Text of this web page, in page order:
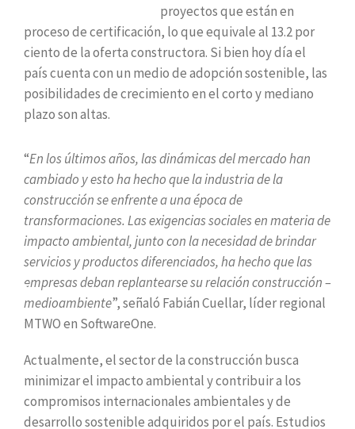
proyectos que están en
proceso de certificación, lo que equivale al 13.2 por
ciento de la oferta constructora. Si bien hoy día el
país cuenta con un medio de adopción sostenible, las
posibilidades de crecimiento en el corto y mediano
plazo son altas.
“En los últimos años, las dinámicas del mercado han
cambiado y esto ha hecho que la industria de la
construcción se enfrente a una época de
transformaciones. Las exigencias sociales en materia de
impacto ambiental, junto con la necesidad de brindar
servicios y productos diferenciados, ha hecho que las
empresas deban replantearse su relación construcción –
medioambiente”, señaló Fabián Cuellar, líder regional
MTWO en SoftwareOne.
Actualmente, el sector de la construcción busca
minimizar el impacto ambiental y contribuir a los
compromisos internacionales ambientales y de
desarrollo sostenible adquiridos por el país. Estudios